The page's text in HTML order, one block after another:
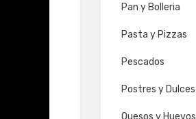
Pan y Bolleria
Pasta y Pizzas
Pescados
Postres y Dulces
Quesos y Huevos